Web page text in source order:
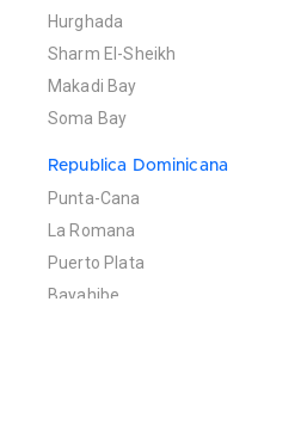
Hurghada
Sharm El-Sheikh
Makadi Bay
Soma Bay
Republica Dominicana
Punta-Cana
La Romana
Puerto Plata
Bayahibe